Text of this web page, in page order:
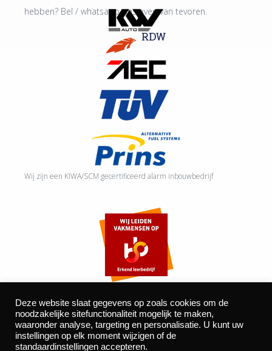
hebben? Bel / whatsapp ons even van tevoren.
Wij zijn een KIWA/SCM gecertificeerd alarm inbouwbedrijf
©2026 Autocentrum Bijvelds BV. De Beeke 4, 5469 DW Erp
| website door
Deze website slaat gegevens op zoals cookies om de
noodzakelijke sitefunctionaliteit mogelijk te maken,
waaronder analyse, targeting en personalisatie. U kunt uw
instellingen op elk moment wijzigen of de
standaardinstellingen accepteren.